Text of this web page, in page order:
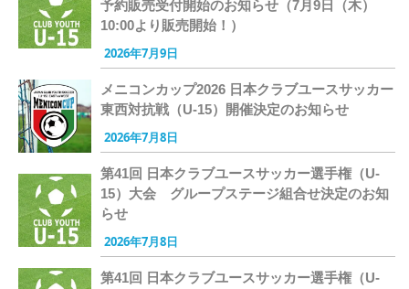
予約販売受付開始のお知らせ（7月9日（木）
10:00より販売開始！）
2026年7月9日
メニコンカップ2026 日本クラブユースサッカー
東西対抗戦（U-15）開催決定のお知らせ
2026年7月8日
第41回 日本クラブユースサッカー選手権（U-
15）大会 グループステージ組合せ決定のお知
らせ
2026年7月8日
第41回 日本クラブユースサッカー選手権（U-